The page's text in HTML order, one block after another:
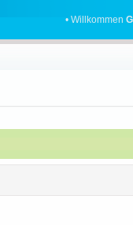
• Willkommen